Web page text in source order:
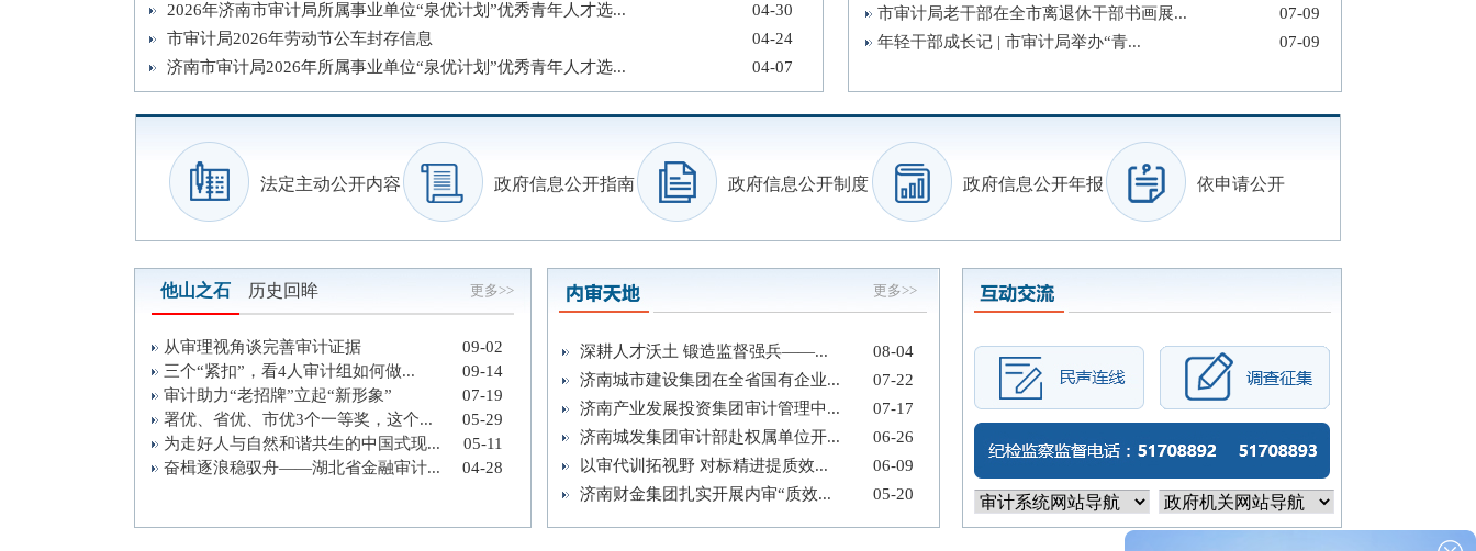
2026年济南市审计局所属事业单位“泉优计划”优秀青年人才选...
04-30
市审计局2026年劳动节公车封存信息
04-24
济南市审计局2026年所属事业单位“泉优计划”优秀青年人才选...
04-07
市审计局老干部在全市离退休干部书画展...
07-09
年轻干部成长记 | 市审计局举办“青...
07-09
法定主动公开内容 政府信息公开指南 政府信息公开制度 政府信息公开年报 依申请公开
他山之石 历史回眸 更多>>
从审理视角谈完善审计证据
09-02
三个“紧扣”，看4人审计组如何做...
09-14
审计助力“老招牌”立起“新形象”
07-19
署优、省优、市优3个一等奖，这个...
05-29
为走好人与自然和谐共生的中国式现...
05-11
奋楫逐浪稳驭舟——湖北省金融审计...
04-28
更多>>
深耕人才沃土 锻造监督强兵——...
08-04
济南城市建设集团在全省国有企业...
07-22
济南产业发展投资集团审计管理中...
07-17
济南城发集团审计部赴权属单位开...
06-26
以审代训拓视野 对标精进提质效...
06-09
济南财金集团扎实开展内审“质效...
05-20